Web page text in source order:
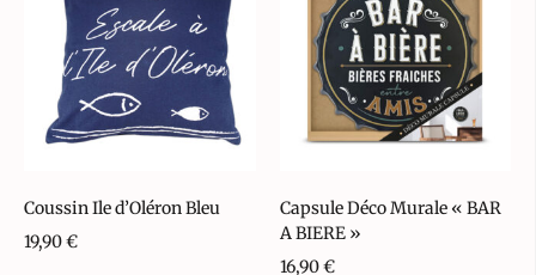
Coussin Ile d’Oléron Bleu
19,90€
Capsule Déco Murale « BAR
A BIERE »
16,90€